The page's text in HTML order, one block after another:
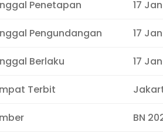
Penetapan 17
Pengundangan 17
Berlaku 17
Terbit
BN